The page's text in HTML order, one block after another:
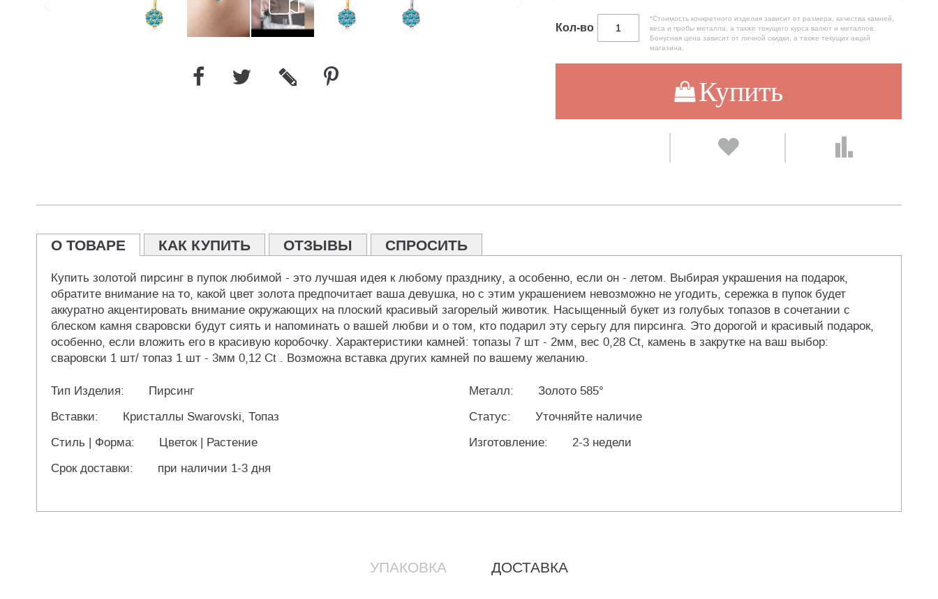
Кол-во
*Стоимость конкретного изделия зависит от размера, качества камней,
веса и пробы металла, а также текущего курса валют и металлов.
Бонусная цена зависит от личной скидки, а также текущих акций
магазина.
Купить
О ТОВАРЕ КАК КУПИТЬ ОТЗЫВЫ СПРОСИТЬ
Купить золотой пирсинг в пупок любимой - это лучшая идея к любому празднику, а особенно, если он - летом. Выбирая украшения на подарок,
обратите внимание на то, какой цвет золота предпочитает ваша девушка, но с этим украшением невозможно не угодить, сережка в пупок будет
аккуратно акцентировать внимание окружающих на плоский красивый загорелый животик. Насыщенный букет из голубых топазов в сочетании с
блеском камня сваровски будут сиять и напоминать о вашей любви и о том, кто подарил эту серьгу для пирсинга. Это дорогой и красивый подарок,
особенно, если вложить его в красивую коробочку. Характеристики камней: топазы 7 шт - 2мм, вес 0,28 Ct, камень в закрутке на ваш выбор:
сваровски 1 шт/ топаз 1 шт - 3мм 0,12 Ct . Возможна вставка других камней по вашему желанию.
Тип Изделия: Пирсинг Металл:
Золото 585°
Вставки:
Кристаллы Swarovski, Топаз Статус:
Уточняйте наличие
Стиль | Форма:
Цветок | Растение Изготовление:
2-3 недели
Срок доставки:
при наличии 1-3 дня
УПАКОВКА ДОСТАВКА